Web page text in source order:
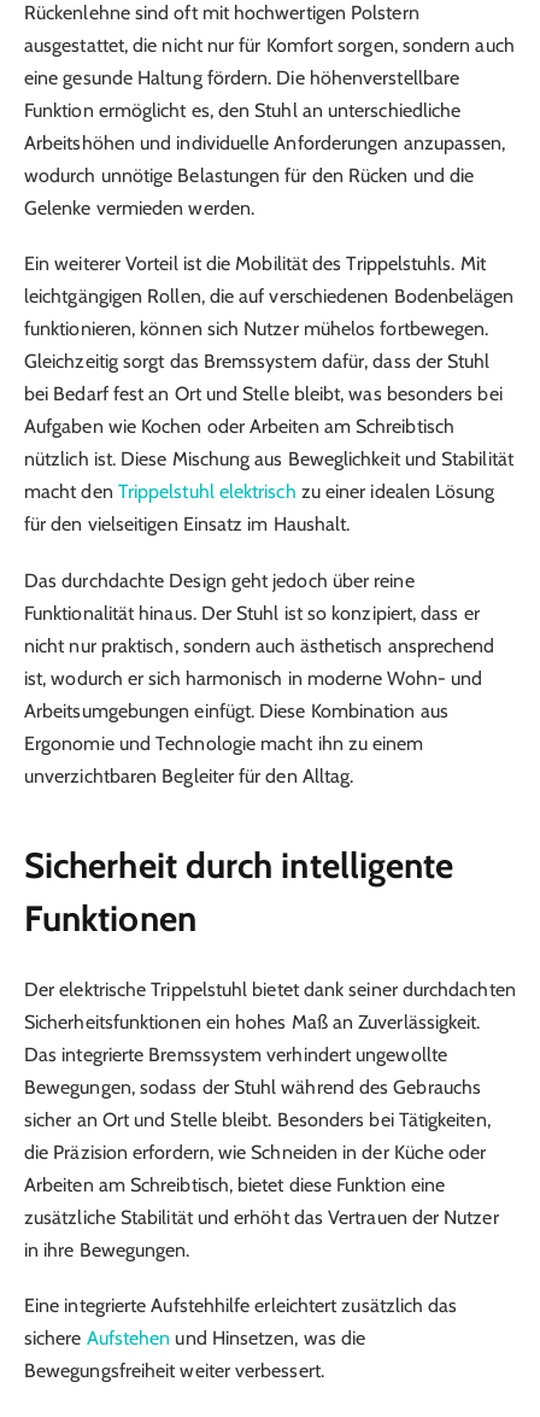
Rückenlehne sind oft mit hochwertigen Polstern
ausgestattet, die nicht nur für Komfort sorgen, sondern auch
eine gesunde Haltung fördern. Die höhenverstellbare
Funktion ermöglicht es, den Stuhl an unterschiedliche
Arbeitshöhen und individuelle Anforderungen anzupassen,
wodurch unnötige Belastungen für den Rücken und die
Gelenke vermieden werden.
Ein weiterer Vorteil ist die Mobilität des Trippelstuhls. Mit
leichtgängigen Rollen, die auf verschiedenen Bodenbelägen
funktionieren, können sich Nutzer mühelos fortbewegen.
Gleichzeitig sorgt das Bremssystem dafür, dass der Stuhl
bei Bedarf fest an Ort und Stelle bleibt, was besonders bei
Aufgaben wie Kochen oder Arbeiten am Schreibtisch
nützlich ist. Diese Mischung aus Beweglichkeit und Stabilität
macht den Trippelstuhl elektrisch zu einer idealen Lösung
für den vielseitigen Einsatz im Haushalt.
Das durchdachte Design geht jedoch über reine
Funktionalität hinaus. Der Stuhl ist so konzipiert, dass er
nicht nur praktisch, sondern auch ästhetisch ansprechend
ist, wodurch er sich harmonisch in moderne Wohn- und
Arbeitsumgebungen einfügt. Diese Kombination aus
Ergonomie und Technologie macht ihn zu einem
unverzichtbaren Begleiter für den Alltag.
Sicherheit durch intelligente
Funktionen
Der elektrische Trippelstuhl bietet dank seiner durchdachten
Sicherheitsfunktionen ein hohes Maß an Zuverlässigkeit.
Das integrierte Bremssystem verhindert ungewollte
Bewegungen, sodass der Stuhl während des Gebrauchs
sicher an Ort und Stelle bleibt. Besonders bei Tätigkeiten,
die Präzision erfordern, wie Schneiden in der Küche oder
Arbeiten am Schreibtisch, bietet diese Funktion eine
zusätzliche Stabilität und erhöht das Vertrauen der Nutzer
in ihre Bewegungen.
Eine integrierte Aufstehhilfe erleichtert zusätzlich das
sichere Aufstehen und Hinsetzen, was die
Bewegungsfreiheit weiter verbessert.